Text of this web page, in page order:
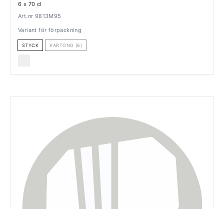
6 x 70 cl
Art.nr 9813M95
Variant för förpackning
STYCK KARTONG (6)